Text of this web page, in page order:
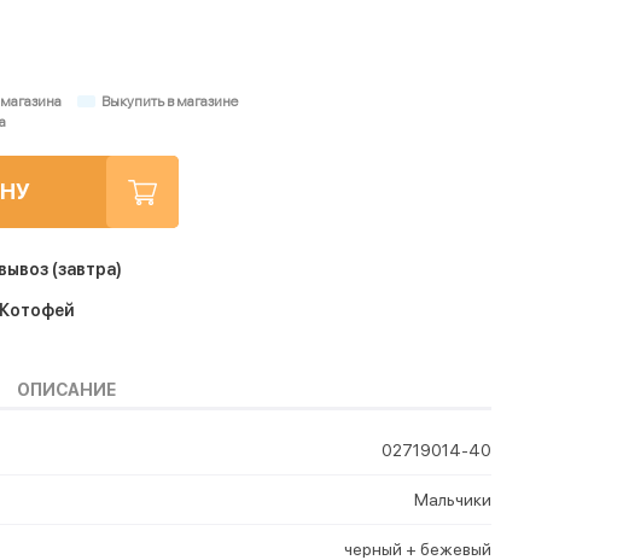
Выкупить в магазине
(завтра)
Котофей
ОПИСАНИЕ
02719014-40
Мальчики
черный + бежевый